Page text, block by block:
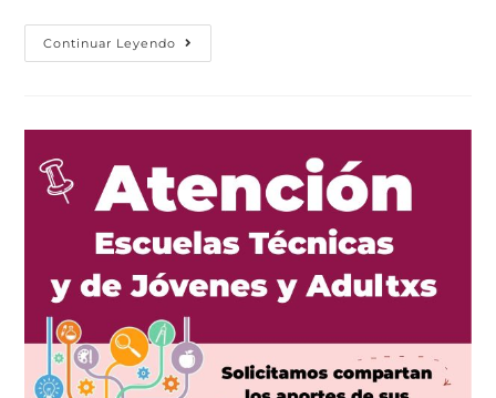
Continuar Leyendo